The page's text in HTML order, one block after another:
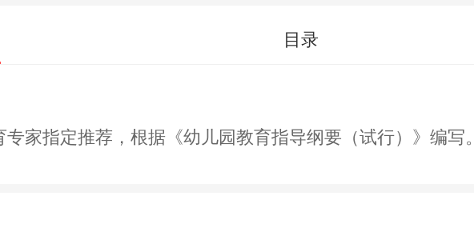
目录
家指定推荐，根据《幼儿园教育指导纲要（试行）》编写。